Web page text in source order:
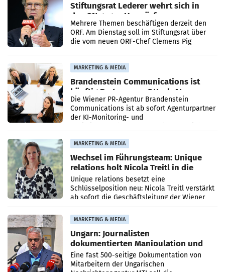
Stiftungsrat Lederer wehrt sich in
den SN gegen Vorwürfe
Mehrere Themen beschäftigen derzeit den
ORF. Am Dienstag soll im Stiftungsrat über
die vom neuen ORF-Chef Clemens Pig
MARKETING & MEDIA
Brandenstein Communications ist
künftig Partner von OtterlyAI
Die Wiener PR-Agentur Brandenstein
Communications ist ab sofort Agenturpartner
der KI-Monitoring- und
MARKETING & MEDIA
Wechsel im Führungsteam: Unique
relations holt Nicola Treitl in die
Geschäftsleitung
Unique relations besetzt eine
Schlüsselposition neu: Nicola Treitl verstärkt
ab sofort die Geschäftsleitung der Wiener
PR-Agentur an der Seite von Josef Kalina und
Anna Kalina-Mahr.
MARKETING & MEDIA
Ungarn: Journalisten
dokumentierten Manipulation und
Zensur
Eine fast 500-seitige Dokumentation von
Mitarbeitern der Ungarischen